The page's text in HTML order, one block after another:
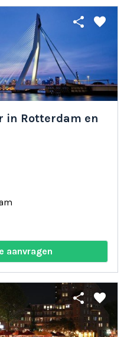
share favorite
in Rotterdam en
aanvragen
share favorite